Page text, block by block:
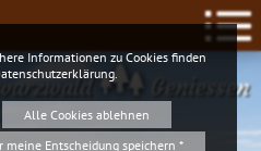
Geniessen
Informationen zu Cookies finden
Alle Cookies ablehnen
meine Entscheidung speichern *